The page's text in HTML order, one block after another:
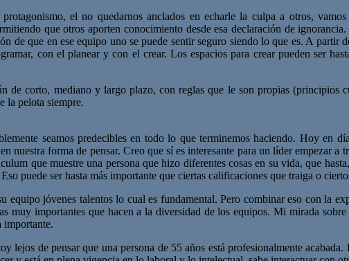
el no quedarnos anclados en echarle la culpa a otros,
que otros aporten conocimiento desde esa declaración de
de que en ese equipo uno se puede sentir seguro siendo lo que es. A partir
con el planear y con el crear. Los espacios para crear pueden ser
corto, mediano y largo plazo, con reglas que le son propias (principios
la pelota siempre.
seamos predecibles en todo lo que terminemos haciendo. Hoy en
nuestra forma de pensar. Creo que sí es interesante para un líder empezar
que muestre una persona que hizo diferentes cosas en su vida, que
puede ser hasta más importante que ciertas calificaciones que traiga o
equipo jóvenes talentos lo cual es fundamental. Pero combinar eso con la
muy importantes que hacen a la diversidad de los equipos. Mi mirada
importante.
lejos de pensar que una persona de 55 años está profesionalmente